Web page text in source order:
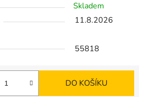
Skladem
11.8.2026
55818
DO KOŠÍKU